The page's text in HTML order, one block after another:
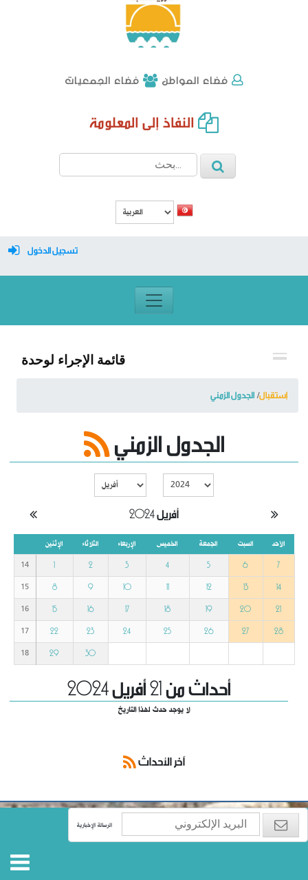
فضاء المواطن
تسجيل الدخول
معرف تسجيل الدخول
تسجيل الدخول
نسيت كلمة المرور
قائمة الإجراء لوحدة
إستقبال الجدول الزمني
الجدول الزمني
أفريل 2024
الإثنين الثلاثاء الإربعاء الخميس الجمعة السبت
الأحد
14
1 2 3 4 5 6 7
15 8 9 10 11 12 13 14
16 15 16 17 18 19 20 21
17 22 23 24 25 26 27 28
18 29 30
أحداث من 21 أفريل 2024
لا يوجد حدث لهذا التاريخ
آخر الأحداث
الرسالة الإخبارية